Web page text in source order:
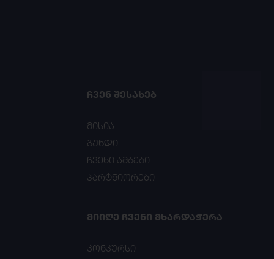
ᲩᲕᲔᲜ ᲨᲔᲡᲐᲮᲔᲑ
მისია
გუნდი
ჩვენი ამბები
პარტნიორები
ᲛᲘᲘᲦᲔ ᲩᲕᲔᲜᲘ ᲛᲮᲐᲠᲓᲐᲭᲔᲠᲐ
კონკურსი